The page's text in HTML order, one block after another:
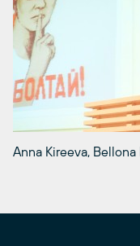
Anna Kireeva,